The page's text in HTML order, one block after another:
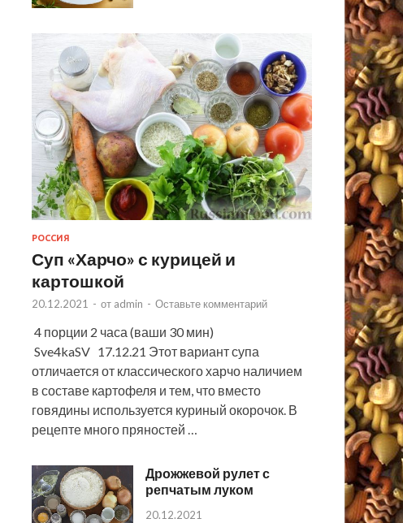
РОССИЯ
Суп «Харчо» с курицей и
картошкой
20.12.2021 - от admin - Оставьте комментарий
4 порции 2 часа (ваши 30 мин)
Sve4kaSV 17.12.21 Этот вариант супа
отличается от классического харчо наличием
в составе картофеля и тем, что вместо
говядины используется куриный окорочок. В
рецепте много пряностей …
Дрожжевой рулет с
репчатым луком
20.12.2021